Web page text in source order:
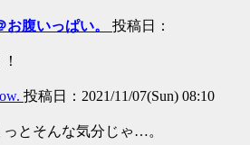
お腹いっぱい。 投稿日：
投稿日：2021/11/07(Sun) 08:10
とそんな気分じゃ…。